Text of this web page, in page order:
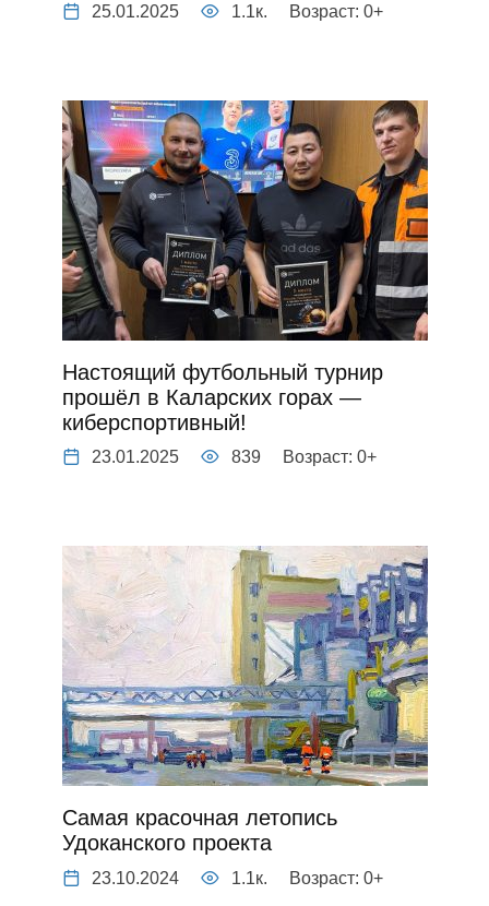
25.01.2025 1.1к. Возраст: 0+
Настоящий футбольный турнир
прошёл в Каларских горах —
киберспортивный!
23.01.2025 839 Возраст: 0+
Самая красочная летопись
Удоканского проекта
23.10.2024 1.1к. Возраст: 0+